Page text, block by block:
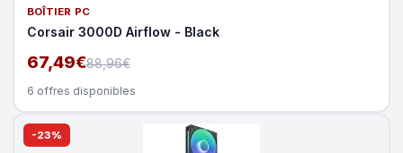
BOÎTIER PC
Corsair 3000D Airflow - Black
67,49€88,96€
6 offres disponibles
-23%